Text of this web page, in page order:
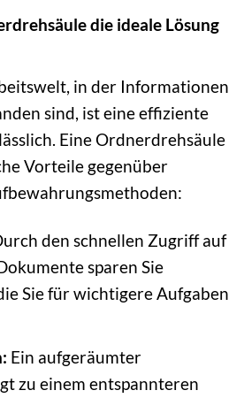
die ideale Lösung
in der Informationen
sind, ist eine effiziente
Eine Ordnerdrehsäule
Vorteile gegenüber
den schnellen Zugriff auf
sparen Sie
Sie für wichtigere Aufgaben
Ein aufgeräumter
zu einem entspannteren